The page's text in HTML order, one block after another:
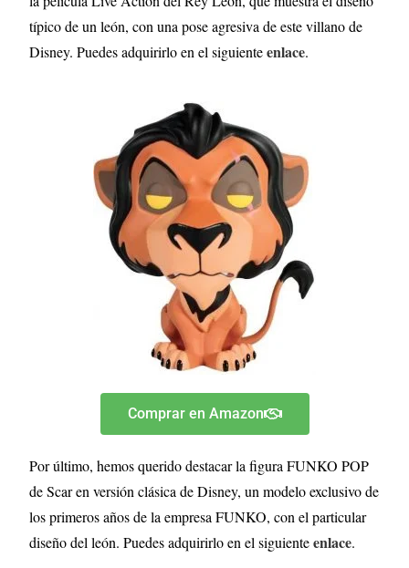
típico de un león, con una pose agresiva de este villano de
Disney. Puedes adquirirlo en el siguienteenlace.
Comprar en Amazon
Por último, hemos querido destacar la figura FUNKO POP
de Scar en versión clásica de Disney, un modelo exclusivo de
los primeros años de la empresa FUNKO, con el particular
diseño del león. Puedes adquirirlo en el siguienteenlace.